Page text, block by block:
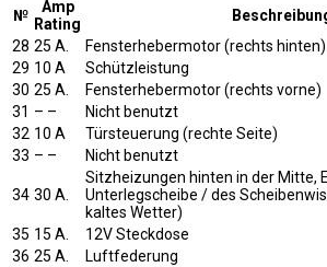
№
Amp
Rating
28 25 A.
Fensterhebermotor (rechts hinten)
29 10 A
Schützleistung
30 25 A.
Fensterhebermotor (rechts vorne)
31 – –
Nicht benutzt
32 10 A
Türsteuerung (rechte Seite)
33 – – Nicht benutzt
34 30 A.
Sitzheizungen hinten in der Mitte,
Unterlegscheibe / des
kaltes Wetter)
35 15 A.
12V Steckdose
36 25 A.
Luftfederung